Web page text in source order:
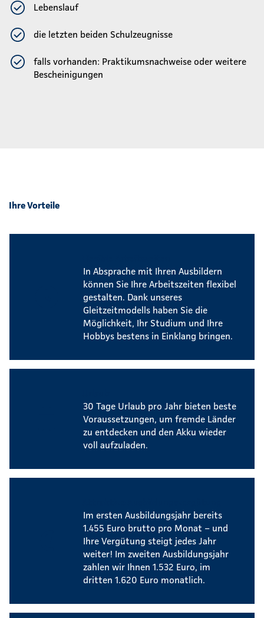
Lebenslauf
die letzten beiden Schulzeugnisse
falls vorhanden: Praktikumsnachweise oder weitere
Bescheinigungen
Ihre Vorteile
In Absprache mit Ihren Ausbildern
können Sie Ihre Arbeitszeiten flexibel
gestalten. Dank unseres
Gleitzeitmodells haben Sie die
Möglichkeit, Ihr Studium und Ihre
Hobbys bestens in Einklang bringen.
30 Tage Urlaub pro Jahr bieten beste
Voraussetzungen, um fremde Länder
zu entdecken und den Akku wieder
voll aufzuladen.
Im ersten Ausbildungsjahr bereits
1.455 Euro brutto pro Monat – und
Ihre Vergütung steigt jedes Jahr
weiter! Im zweiten Ausbildungsjahr
zahlen wir Ihnen 1.532 Euro, im
dritten 1.620 Euro monatlich.